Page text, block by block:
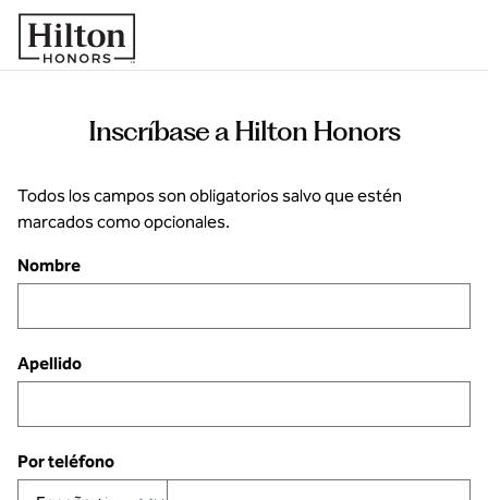
Saltar a contenido
Inscríbase a Hilton Honors
Todos los campos son obligatorios salvo que estén
marcados como opcionales.
Nombre
Apellido
Por teléfono